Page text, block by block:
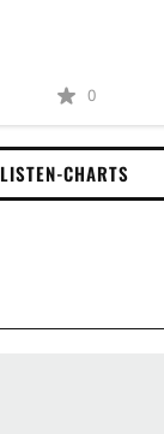
0
LISTEN-CHARTS